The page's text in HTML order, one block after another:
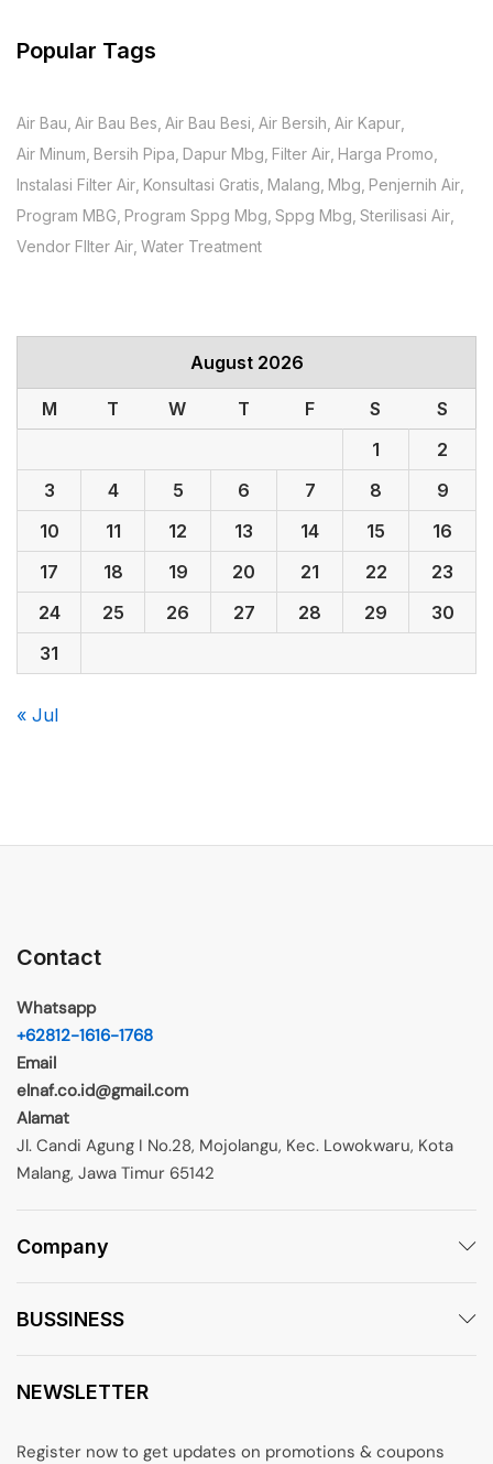
Popular Tags
Air Bau Air Bau Bes Air Bau Besi Air Bersih Air Kapur
Air Minum Bersih Pipa Dapur Mbg Filter Air Harga Promo
Instalasi Filter Air Konsultasi Gratis Malang Mbg Penjernih Air
Program MBG Program Sppg Mbg Sppg Mbg Sterilisasi Air
Vendor FIlter Air Water Treatment
August 2026
M T W T F S
S
1
2
3
4 5 6 7 8
9
10
11 12 13 14 15
16
17
18 19 20 21 22
23
24
25 26 27 28 29
30
31
« Jul
Contact
Whatsapp
+62812-1616-1768
Email
elnaf.co.id@gmail.com
Alamat
Jl. Candi Agung I No.28, Mojolangu, Kec. Lowokwaru, Kota
Malang, Jawa Timur 65142
Company
BUSSINESS
NEWSLETTER
Register now to get updates on promotions & coupons